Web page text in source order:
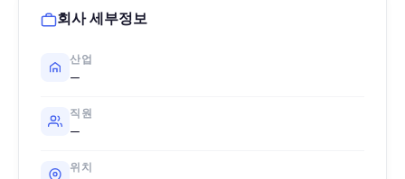
회사 세부정보
산업
—
직원
—
위치